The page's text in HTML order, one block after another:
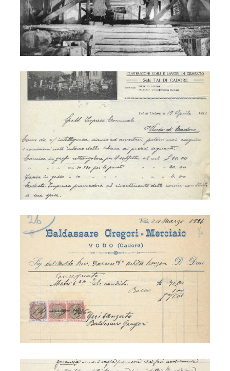
S. Lucia - ricostruzione
S. Lucia - ricostruzione
S. Lucia - ricostruzione